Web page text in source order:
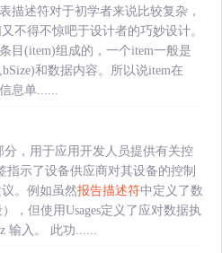
描述符对于初学者来说比较复杂，
不得不惊吧于设计者的巧妙设计。
目(item)组成的，一个item一般是
和数据内容。所以说item在
息单......
分，用于应用开发人员提供有关控
指示了设备供应商对其设备的控制
。例如虽然报告描述符中定义了数
，但使用Usages定义了应对数据执
输入。 此功......